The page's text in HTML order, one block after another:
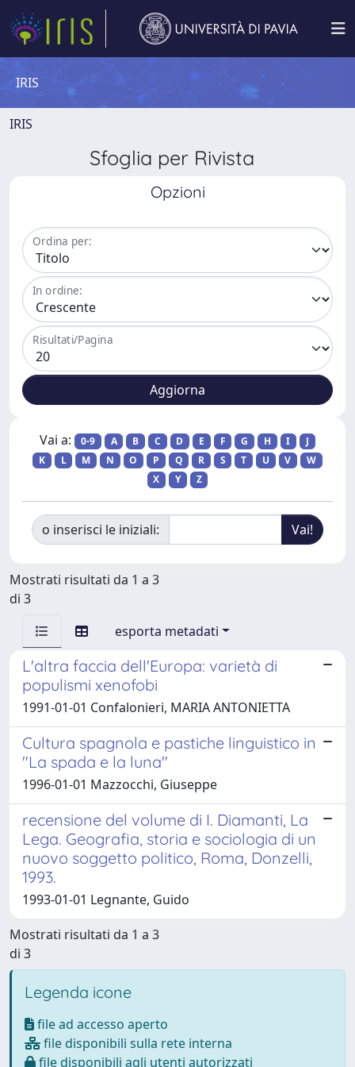
IRIS
IRIS
Sfoglia per Rivista
Opzioni
Ordina per:
In ordine:
Risultati/Pagina
Vai a: 0-9 A B C D E F G H I
J
K
L M N O P Q R S T U V
W
X
Y Z
o inserisci le iniziali:
Mostrati risultati da 1 a 3
di 3
esporta metadati
L'altra faccia dell'Europa: varietà di
populismi xenofobi
1991-01-01 Confalonieri, MARIA ANTONIETTA
Cultura spagnola e pastiche linguistico in
"La spada e la luna"
1996-01-01 Mazzocchi, Giuseppe
recensione del volume di I. Diamanti, La
Lega. Geografia, storia e sociologia di un
nuovo soggetto politico, Roma, Donzelli,
1993.
1993-01-01 Legnante, Guido
Mostrati risultati da 1 a 3
di 3
Legenda icone
file ad accesso aperto
file disponibili sulla rete interna
file disponibili agli utenti autorizzati